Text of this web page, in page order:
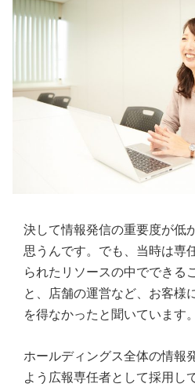
決して情報発信の重要度が低
思うんです。でも、当時は専
られたリソースの中でできる
と、店舗の運営など、お客様
を得なかったと聞いています。
ホールディングス全体の情報
よう広報専任者として採用し